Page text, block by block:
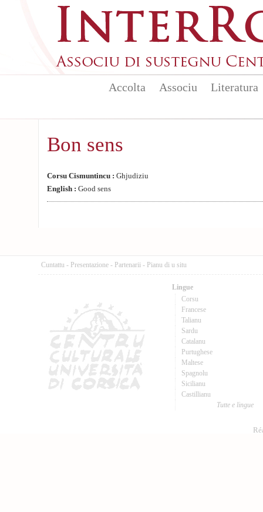
Accolta Associu Literatura
Bon sens
Corsu Cismuntincu : Ghjudiziu
English : Good sens
Cuntattu - Presentazione - Partenarii - Pianu di u situ
Lingue
Corsu
Francese
Talianu
Sardu
Catalanu
Purtughese
Maltese
Spagnolu
Sicilianu
Castillianu
Tutte e lingue